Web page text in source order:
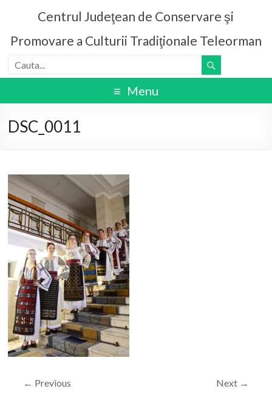
Centrul Judeţean de Conservare şi
Promovare a Culturii Tradiţionale Teleorman
Menu
DSC_0011
← Previous Next →